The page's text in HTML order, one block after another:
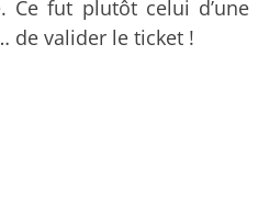
Ce fut plutôt celui d’une
de valider le ticket !